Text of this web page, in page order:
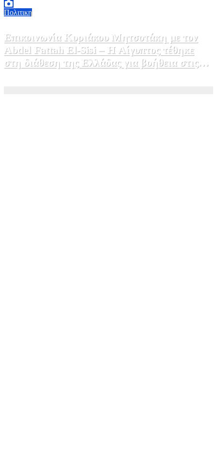
Πολιτικη
Επικοινωνία Κυριάκου Μητσοτάκη με τον
Abdel Fattah El-Sisi – Η Αίγυπτος τέθηκε
στη διάθεση της Ελλάδας για βοήθεια στις